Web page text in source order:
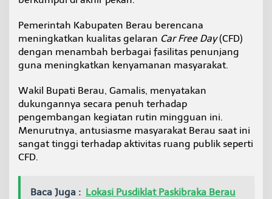
u
t
u
k
e
i
a
h
a
n
F
Pemerintah Kabupaten Berau berencana
meningkatkan kualitas gelaran Car Free Day(CFD)
dengan menambah berbagai fasilitas penunjang
guna meningkatkan kenyamanan masyarakat.
Wakil Bupati Berau, Gamalis, menyatakan
dukungannya secara penuh terhadap
pengembangan kegiatan rutin mingguan ini.
Menurutnya, antusiasme masyarakat Berau saat ini
sangat tinggi terhadap aktivitas ruang publik seperti
CFD.
Baca Juga : Lokasi Pusdiklat Paskibraka Berau